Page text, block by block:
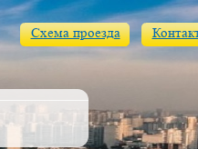
Схема проезда